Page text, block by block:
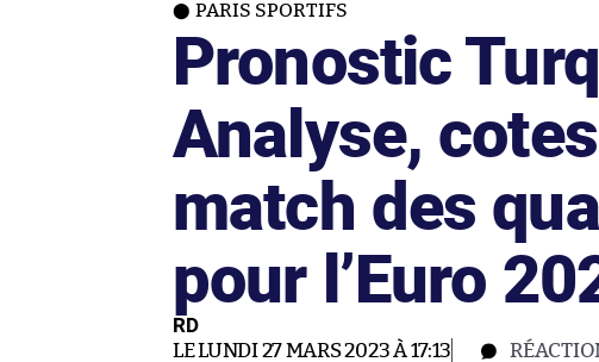
PARIS SPORTIFS
Pronostic
Analyse,
match des
pour l’Euro
RD
LE LUNDI 27 MARS 2023 À 17:13